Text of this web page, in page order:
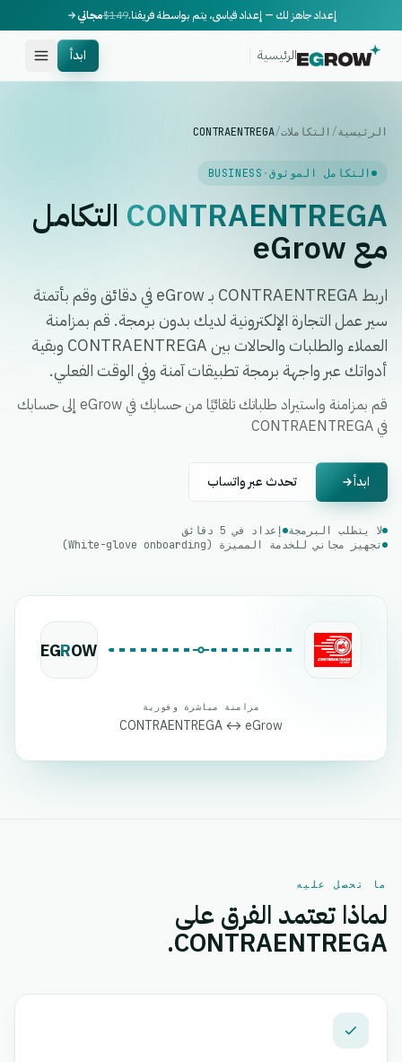
إعداد جاهز لك — إعداد قياسي، يتم بواسطة فريقنا.$149مجاني
الرئيسية ابدأ
الرئيسية/ التكاملات/
CONTRAENTREGA
التكامل الموثوق·
BUSINESS
CONTRAENTREGA التكامل
مع eGrow
اربط CONTRAENTREGA بـ eGrow في دقائق وقم بأتمتة
سير عمل التجارة الإلكترونية لديك بدون برمجة. قم بمزامنة
العملاء والطلبات والحالات بين CONTRAENTREGA وبقية
أدواتك عبر واجهة برمجة تطبيقات آمنة وفي الوقت الفعلي.
قم بمزامنة واستيراد طلباتك تلقائيًا من حسابك في eGrow إلى حسابك
في CONTRAENTREGA
ابدأ تحدث عبر واتساب
لا يتطلب البرمجة
إعداد في 5 دقائق
تجهيز مجاني للخدمة المميزة (White-glove onboarding)
EGROW
مزامنة مباشرة وفورية
CONTRAENTREGA ↔ eGrow
ما تحصل عليه
لماذا تعتمد الفرق على
CONTRAENTREGA.